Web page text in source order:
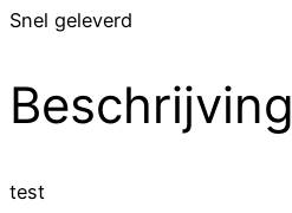
Snel geleverd
Beschrijving
test